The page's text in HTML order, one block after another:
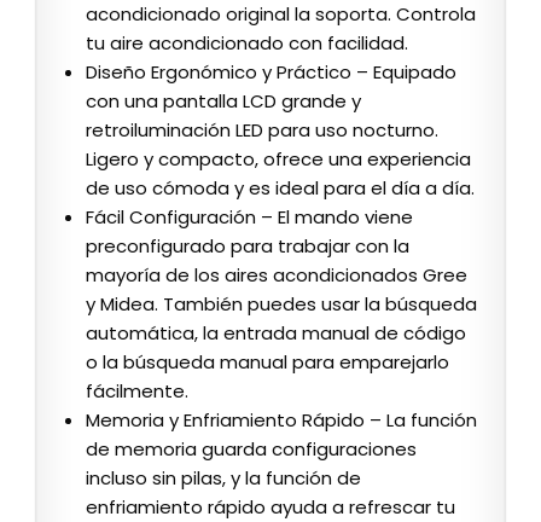
acondicionado original la soporta. Controla
tu aire acondicionado con facilidad.
Diseño Ergonómico y Práctico – Equipado
con una pantalla LCD grande y
retroiluminación LED para uso nocturno.
Ligero y compacto, ofrece una experiencia
de uso cómoda y es ideal para el día a día.
Fácil Configuración – El mando viene
preconfigurado para trabajar con la
mayoría de los aires acondicionados Gree
y Midea. También puedes usar la búsqueda
automática, la entrada manual de código
o la búsqueda manual para emparejarlo
fácilmente.
Memoria y Enfriamiento Rápido – La función
de memoria guarda configuraciones
incluso sin pilas, y la función de
enfriamiento rápido ayuda a refrescar tu